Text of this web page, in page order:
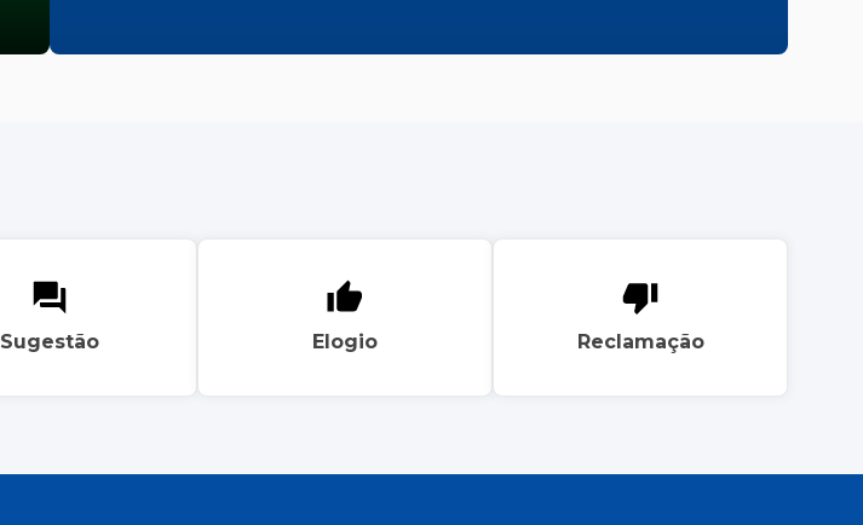
Sugestão Elogio Reclamação